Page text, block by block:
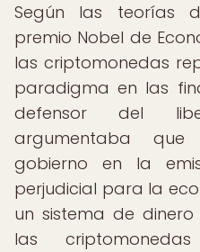
Según las teorías
premio Nobel de
las criptomonedas
paradigma en las
defensor del
argumentaba
gobierno en la
perjudicial para la
un sistema de
las